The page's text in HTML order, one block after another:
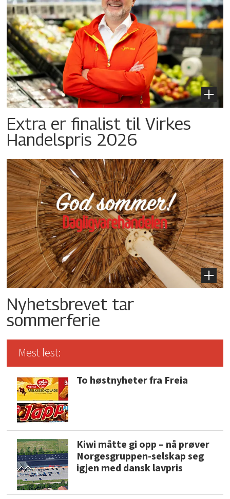
Extra er finalist til Virkes
Handelspris 2026
Nyhetsbrevet tar
sommerferie
Mest lest:
To høstnyheter fra Freia
Kiwi måtte gi opp – nå prøver
Norgesgruppen-selskap seg
igjen med dansk lavpris